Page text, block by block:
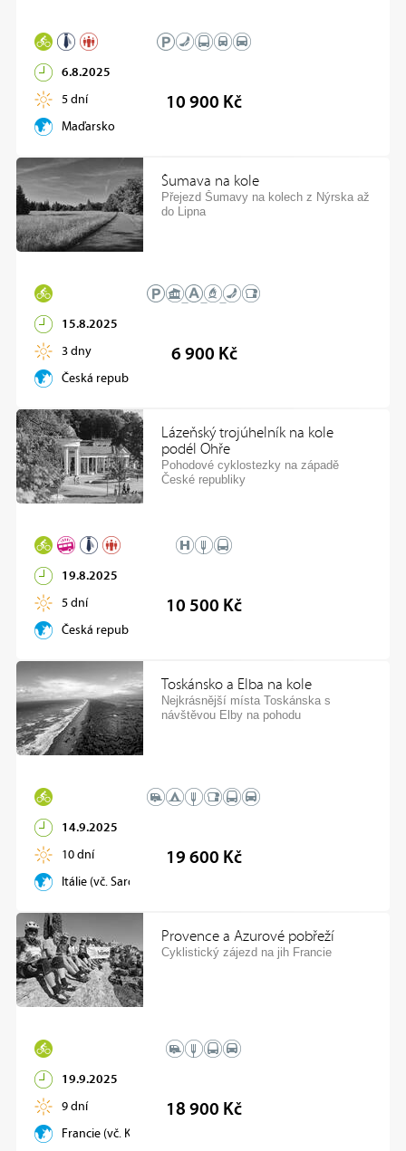
6.8.2025
5 dní
Maďarsko
10 900 Kč
Šumava na kole
Přejezd Šumavy na kolech z Nýrska až
do Lipna
15.8.2025
3 dny
Česká republika
6 900 Kč
Lázeňský trojúhelník na kole
podél Ohře
Pohodové cyklostezky na západě
České republiky
19.8.2025
5 dní
Česká republika
10 500 Kč
Toskánsko a Elba na kole
Nejkrásnější místa Toskánska s
návštěvou Elby na pohodu
14.9.2025
10 dní
Itálie (vč. Sardinie, Elba)
19 600 Kč
Provence a Azurové pobřeží
Cyklistický zájezd na jih Francie
19.9.2025
9 dní
Francie (vč. Korsiky)
18 900 Kč